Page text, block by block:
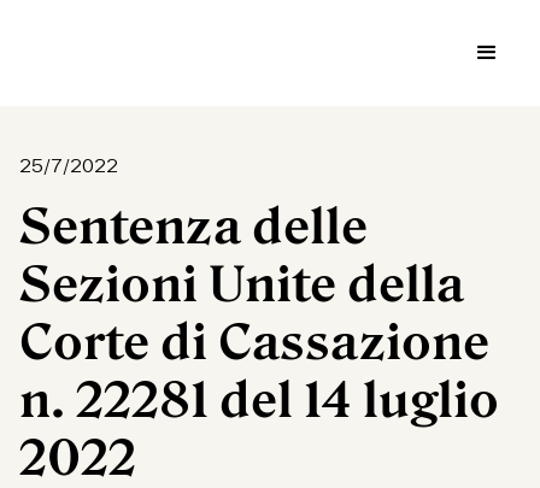
25/7/2022
Sentenza delle
Sezioni Unite della
Corte di Cassazione
n. 22281 del 14 luglio
2022